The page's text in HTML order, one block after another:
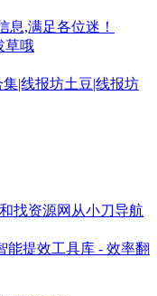
息,满足各位迷！
草哦
|线报坊土豆|线报坊
找资源网从小刀导航
能提效工具库 - 效率翻